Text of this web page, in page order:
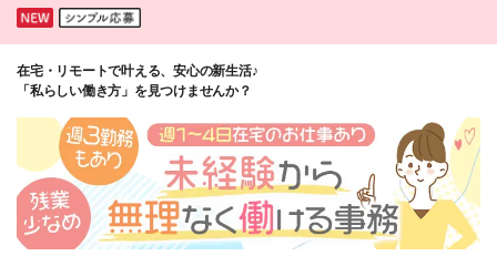
在宅・リモートで叶える、安心の新生活♪
「私らしい働き方」を見つけませんか？